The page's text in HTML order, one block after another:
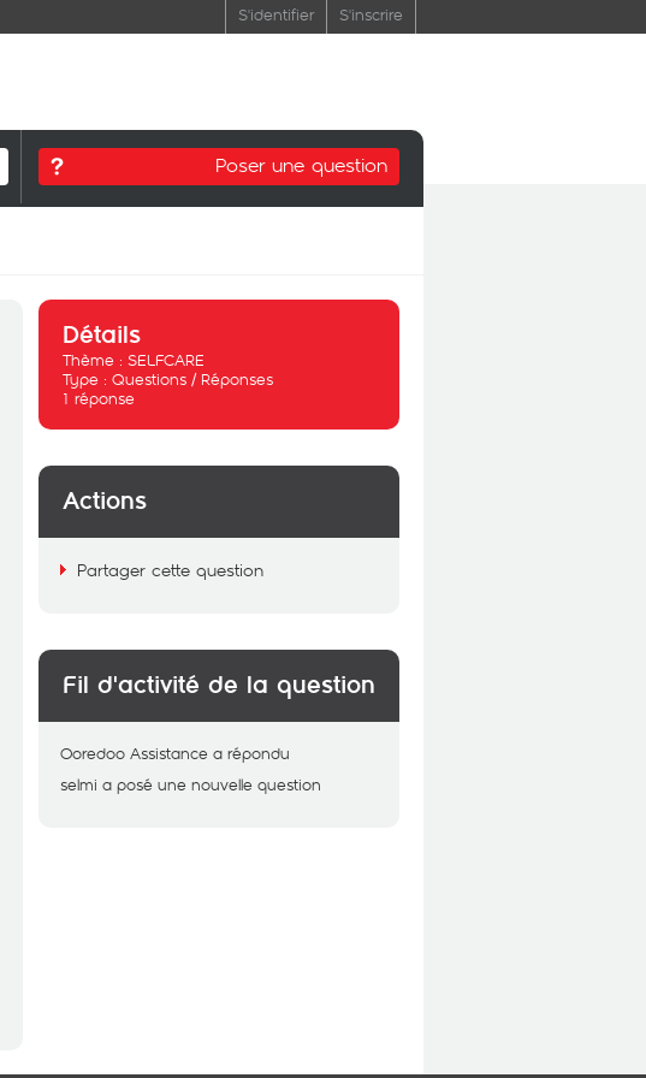
S'identifier S'inscrire
Poser une question
Détails
Thème : SELFCARE
Type : Questions / Réponses
1 réponse
Actions
Partager cette question
Fil d'activité de la question
Ooredoo Assistance a répondu
selmi a posé une nouvelle question